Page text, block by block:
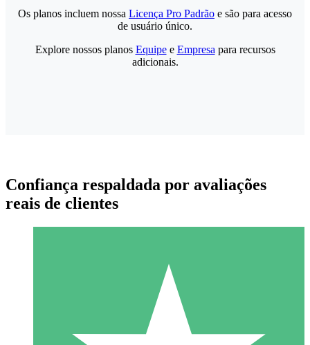
Pacotes de Créditos Individuais
Pague conforme o uso com créditos de download. Sem
Os planos incluem nossa Licença Pro Padrão e são para acesso
de usuário único.
Explore nossos planos Equipee Empresa para recursos
adicionais.
Confiança respaldada por avaliações
reais de clientes